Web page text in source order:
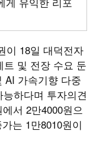
이 18일 대덕전자
트 및 전장 수요 둔
AI 가속기향 다중
하다며 투자의견
서 2만4000원으
는 1만8010원이